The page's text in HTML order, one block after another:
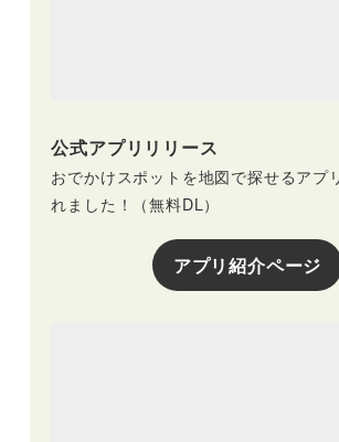
公式アプリリリース
おでかけスポットを地図で探せるアプ
れました！（無料DL）
アプリ紹介ページ